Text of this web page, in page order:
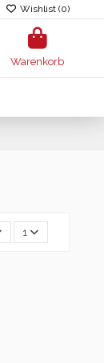
Wishlist (0)
Warenkorb
1